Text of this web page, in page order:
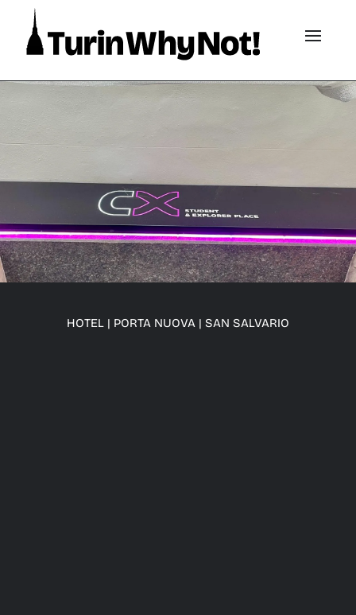
HOTEL | PORTA NUOVA | SAN SALVARIO